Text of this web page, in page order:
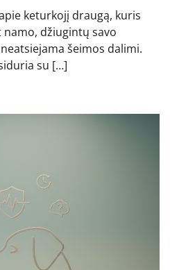
keturkojį draugą, kuris
džiugintų savo
šeimos dalimi.
su […]